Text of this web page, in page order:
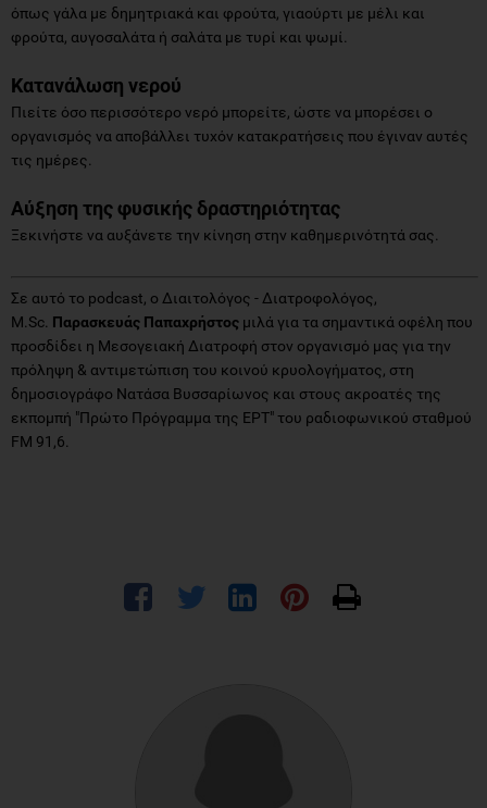
όπως γάλα με δημητριακά και φρούτα, γιαούρτι με μέλι και
φρούτα, αυγοσαλάτα ή σαλάτα με τυρί και ψωμί.
Κατανάλωση νερού
Πιείτε όσο περισσότερο νερό μπορείτε, ώστε να μπορέσει ο
οργανισμός να αποβάλλει τυχόν κατακρατήσεις που έγιναν αυτές
τις ημέρες.
Αύξηση της φυσικής δραστηριότητας
Ξεκινήστε να αυξάνετε την κίνηση στην καθημερινότητά σας.
Σε αυτό το podcast, ο Διαιτολόγος - Διατροφολόγος,
Μ.Sc. Παρασκευάς Παπαχρήστος μιλά για τα σημαντικά οφέλη που
προσδίδει η Μεσογειακή Διατροφή στον οργανισμό μας για την
πρόληψη & αντιμετώπιση του κοινού κρυολογήματος, στη
δημοσιογράφο Νατάσα Βυσσαρίωνος και στους ακροατές της
εκπομπή "Πρώτο Πρόγραμμα της ΕΡΤ" του ραδιοφωνικού σταθμού
FM 91,6.